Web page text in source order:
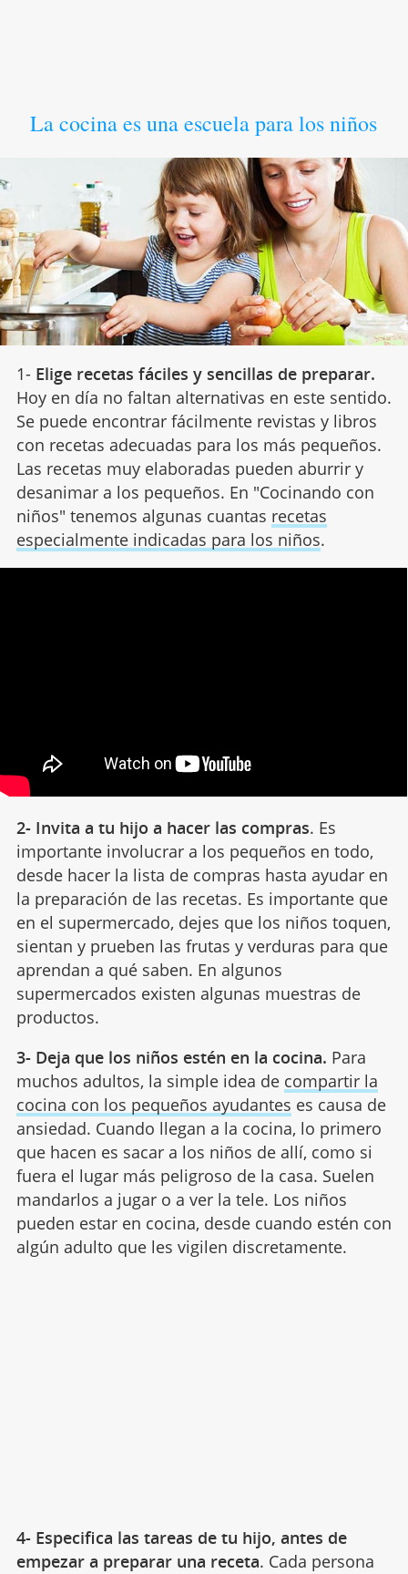
La cocina es una escuela para los niños
1- Elige recetas fáciles y sencillas de preparar.
Hoy en día no faltan alternativas en este sentido.
Se puede encontrar fácilmente revistas y libros
con recetas adecuadas para los más pequeños.
Las recetas muy elaboradas pueden aburrir y
desanimar a los pequeños. En "Cocinando con
niños" tenemos algunas cuantas recetas
especialmente indicadas para los niños.
2- Invita a tu hijo a hacer las compras. Es
importante involucrar a los pequeños en todo,
desde hacer la lista de compras hasta ayudar en
la preparación de las recetas. Es importante que
en el supermercado, dejes que los niños toquen,
sientan y prueben las frutas y verduras para que
aprendan a qué saben. En algunos
supermercados existen algunas muestras de
productos.
3- Deja que los niños estén en la cocina. Para
muchos adultos, la simple idea de compartir la
cocina con los pequeños ayudantes es causa de
ansiedad. Cuando llegan a la cocina, lo primero
que hacen es sacar a los niños de allí, como si
fuera el lugar más peligroso de la casa. Suelen
mandarlos a jugar o a ver la tele. Los niños
pueden estar en cocina, desde cuando estén con
algún adulto que les vigilen discretamente.
4- Especifica las tareas de tu hijo, antes de
empezar a preparar una receta. Cada persona